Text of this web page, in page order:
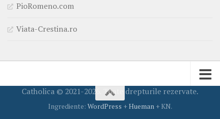
PioRomeno.com
Viata-Crestina.ro
Catholica © 2021-2026. Toate drepturile rezervate.
Ingrediente: WordPress +Hueman+ KN.